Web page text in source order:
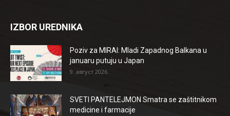
IZBOR UREDNIKA
Poziv za MIRAI: Mladi Zapadnog Balkana u
januaru putuju u Japan
9. август 2026.
SVETI PANTELEJMON Smatra se zaštitnikom
medicine i farmacije